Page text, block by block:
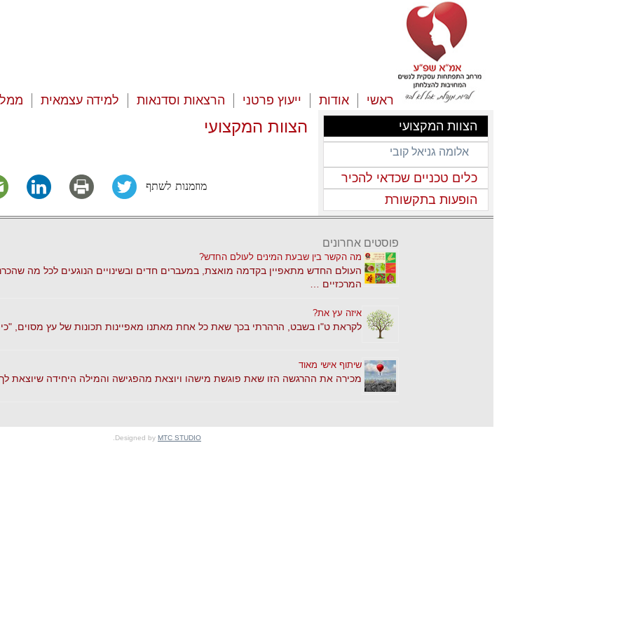
ראשי אודות ייעוץ פרטני הרצאות וסדנאות למידה עצמאית
הצוות המקצועי
אלומה גניאל קובי
כלים טכניים שכדאי להכיר
הופעות בתקשורת
הצוות המקצועי
מוזמנות לשתף
פוסטים אחרונים
מה הקשר בין שבעת המינים לעולם החדש?
העולם החדש מתאפיין בקדמה מואצת, במעברים חדים ובשינויים הנוגעים לכל מה
המרכזיים …
איזה עץ את?
לקראת ט"ו בשבט, הרהרתי בכך שאת כל אחת מאתנו מאפיינות תכונות של עץ מסוים,
שיתוף אישי מאוד
מכירה את ההרגשה הזו שאת פוגשת מישהו ויוצאת מהפגישה והמילה היחידה שיוצאת לך
Designed by MTC STUDIO